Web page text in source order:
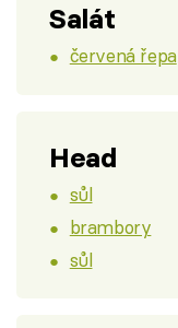
Salát
červená řepa
Head
sůl
brambory
sůl